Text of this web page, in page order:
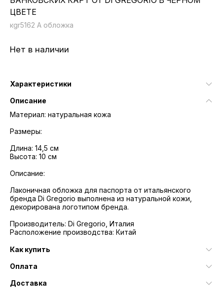
ЦВЕТЕ
кgr5162 A обложка
Нет в наличии
Характеристики
Описание
Материал: натуральная кожа
Размеры:
Длина: 14,5 см
Высота: 10 см
Описание:
Лаконичная обложка для паспорта от итальянского
бренда Di Gregorio выполнена из натуральной кожи,
декорирована логотипом бренда.
Производитель: Di Gregorio, Италия
Расположение производства: Китай
Как купить
Оплата
Доставка